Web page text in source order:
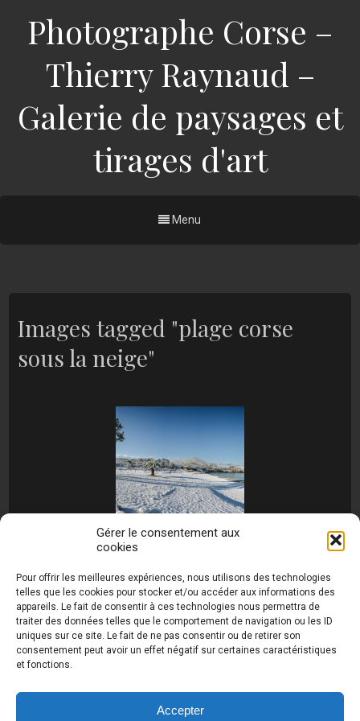
Gérer le consentement aux
cookies
Pour offrir les meilleures expériences, nous utilisons des technologies
telles que les cookies pour stocker et/ou accéder aux informations des
appareils. Le fait de consentir à ces technologies nous permettra de
traiter des données telles que le comportement de navigation ou les ID
uniques sur ce site. Le fait de ne pas consentir ou de retirer son
consentement peut avoir un effet négatif sur certaines caractéristiques
et fonctions.
Accepter
Photographe Corse –
Thierry Raynaud –
Galerie de paysages et
tirages d'art
Menu
Images tagged "plage corse
sous la neige"
raynaud.com ©
Toutes les photos de ce site sont